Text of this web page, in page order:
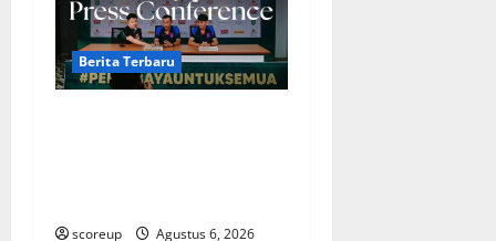
Berita Terbaru
scoreup
Agustus 6, 2026